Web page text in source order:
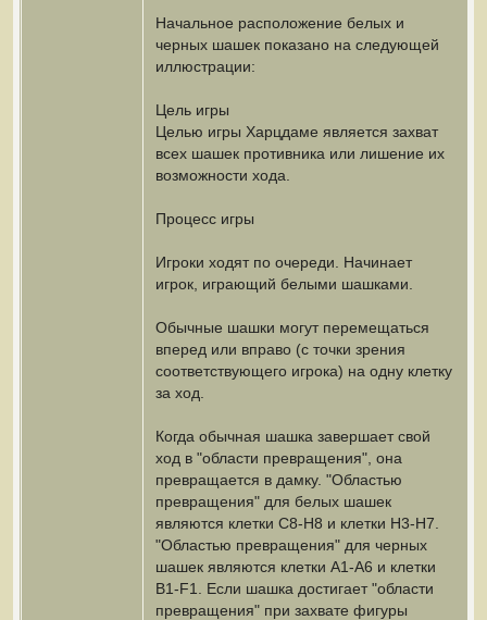
Начальное расположение белых и
черных шашек показано на следующей
иллюстрации:
Цель игры
Целью игры Харцдаме является захват
всех шашек противника или лишение их
возможности хода.
Процесс игры
Игроки ходят по очереди. Начинает
игрок, играющий белыми шашками.
Обычные шашки могут перемещаться
вперед или вправо (с точки зрения
соответствующего игрока) на одну клетку
за ход.
Когда обычная шашка завершает свой
ход в "области превращения", она
превращается в дамку. "Областью
превращения" для белых шашек
являются клетки C8-H8 и клетки H3-H7.
"Областью превращения" для черных
шашек являются клетки A1-A6 и клетки
B1-F1. Если шашка достигает "области
превращения" при захвате фигуры